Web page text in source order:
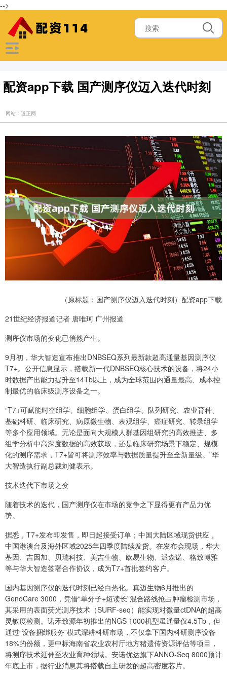
-->
配资app下载 国产测序仪迈入迭代时刻
网站：道正网
（原标题：国产测序仪迈入迭代时刻）配资app下载
21世纪经济报道记者 唐唯珂 广州报道
测序仪市场的变化已悄然产生。
9月初，华大智造宣布推出DNBSEQ系列最新款超高通量基因测序仪
T7+。公开信息显示，搭载新一代DNBSEQ核心技术的设备，将24小
时数据产出能力提升至14Tb以上，成为全球范围内通量最高、成本控
制最优的临床级测序设备之一。
“T7+可赋能时空组学、细胞组学、蛋白组学、队列研究、农业育种、
基础科研、临床研究、病原微生物、表观组学、癌症研究、转录组学
等多个应用领域。无论是面向大规模人群基因组研究的高效推进、多
组学分析中高深度数据的高效获取，还是临床研究场景下稳定、规模
化的测序需求，T7+皆可将测序效率与数据质量提升至全新量级。”华
大智造执行副总裁刘健表示。
技术迭代下市场之变
随着技术的迭代，国产测序仪在市场的竞争之下显得更有产品力优
势。
据悉，T7+发布即发售，即日起接受订单；中国大陆区域现货供应，
中国港澳台及海外区域2025年四季度陆续发货。在发布会现场，华大
基因、吉因加、贝瑞科技、美吉生物、欧易生物、派森诺、格致博雅
等与华大智造签署合作协议，成为T7+首批签约客户。
国内基因测序仪的迭代时刻已经白热化。真迈生物6月推出的
GenoCare 3000，凭借“单分子+短读长”混合路线抢占肿瘤检测市场，
其采用的表面荧光测序技术（SURF-seq）能实现对微量ctDNA的超高
灵敏度检测。诺禾致源年初推出的NGS 1000机型虽通量仅4.5Tb，但
通过“设备捆绑服务”模式深耕科研市场，不仅拿下国内科研测序设备
18%的份额，更中标海南省农业农村厅地方猪遗传资源评估等项目，
将测序技术延伸至农业育种领域。安诺优达旗下ANNO-Seq 8000预计
年底上市，据行业消息其将搭载自主研发的超高密度芯片。